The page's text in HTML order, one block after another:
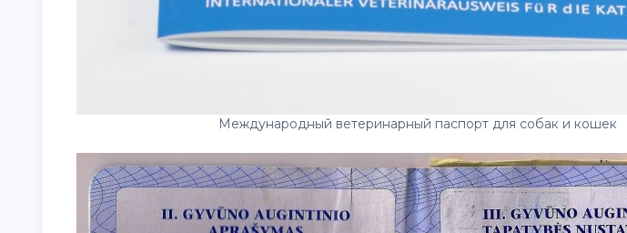
Международный ветеринарный паспорт для собак и кошек